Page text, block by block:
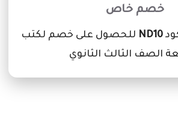
خصم خاص
ND10 للحصول على خصم لكتب
الصف الثالث الثانوي